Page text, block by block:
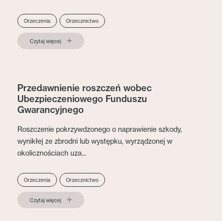
Orzeczenia Orzecznictwo
Czytaj więcej
Przedawnienie roszczeń wobec
Ubezpieczeniowego Funduszu
Gwarancyjnego
Roszczenie pokrzywdzonego o naprawienie szkody,
wynikłej ze zbrodni lub występku, wyrządzonej w
okolicznościach uza...
Orzeczenia Orzecznictwo
Czytaj więcej